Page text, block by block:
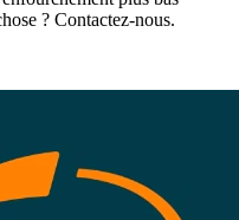
? Contactez-nous.